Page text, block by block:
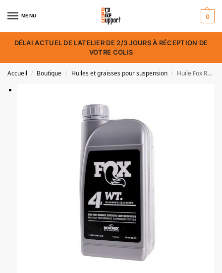
MENU 0
DÉLAI ACTUEL DE L’ATELIER DE 2/3 JOURS À RÉCEPTION DE
VOTRE COLIS
Accueil / Boutique / Huiles et graisses pour suspension / Huile Fox Racing Shox Suspension Fluid 4wt